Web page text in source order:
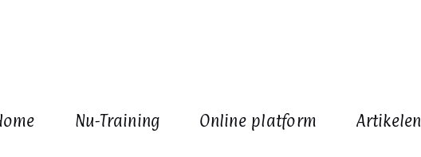
Nu-Training Online platform Artikelen